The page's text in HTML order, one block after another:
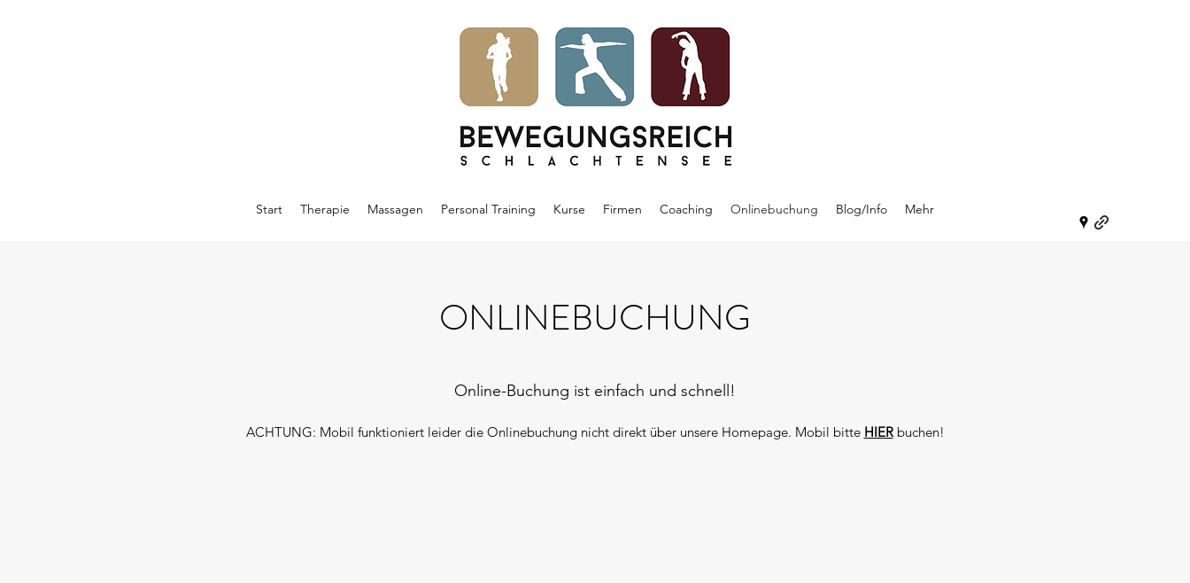
Start Therapie Massagen Personal Training Kurse Firmen Coaching Onlinebuchung Blog/Info Mehr
ONLINEBUCHUNG
Online-Buchung ist einfach und schnell!
ACHTUNG: Mobil funktioniert leider die Onlinebuchung nicht direkt über unsere Homepage. Mobil bitte HIER buchen!